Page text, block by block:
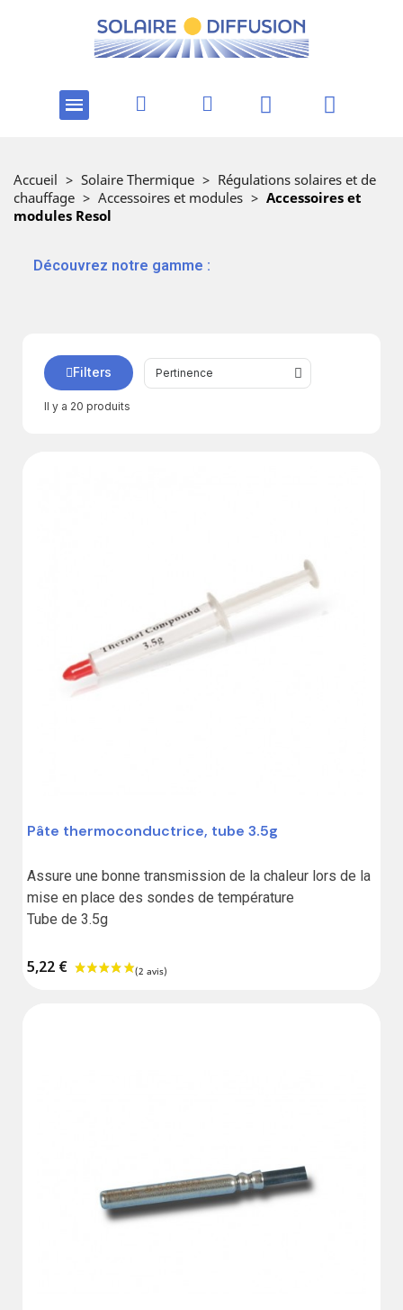
Accueil > Solaire Thermique > Régulations solaires et de
chauffage > Accessoires et modules > Accessoires et
modules Resol
‎ ‎ ‎‎ ‎Découvrez notre gamme :
Il y a 20 produits
Filters
Pâte thermoconductrice, tube 3.5g
Assure une bonne transmission de la chaleur lors de la
mise en place des sondes de température
Tube de 3.5g
5,22 €